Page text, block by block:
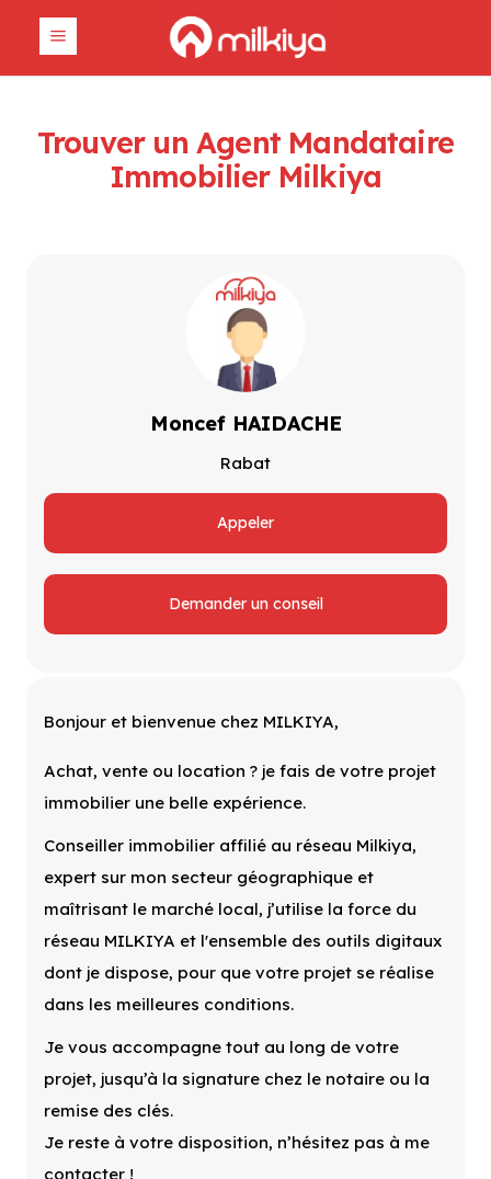
Trouver un Agent Mandataire
Immobilier Milkiya
Moncef HAIDACHE
Rabat
Appeler
Demander un conseil
Bonjour et bienvenue chez MILKIYA,
Achat, vente ou location ? je fais de votre projet
immobilier une belle expérience.
Conseiller immobilier affilié au réseau Milkiya,
expert sur mon secteur géographique et
maîtrisant le marché local, j’utilise la force du
réseau MILKIYA et l'ensemble des outils digitaux
dont je dispose, pour que votre projet se réalise
dans les meilleures conditions.
Je vous accompagne tout au long de votre
projet, jusqu’à la signature chez le notaire ou la
remise des clés.
Je reste à votre disposition, n’hésitez pas à me
contacter !